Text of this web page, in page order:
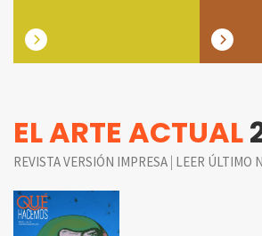
EL ARTE ACTUAL
REVISTA VERSIÓN IMPRESA | LEER ÚLTIMO